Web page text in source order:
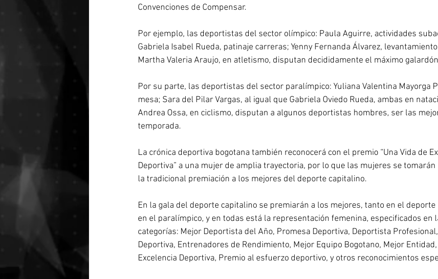
Convenciones de Compensar.
Por ejemplo, las deportistas del sector olímpico: Paula Aguirre, actividades
Gabriela Isabel Rueda, patinaje carreras; Yenny Fernanda Álvarez,
Martha Valeria Araujo, en atletismo, disputan decididamente el máximo
Por su parte, las deportistas del sector paralímpico: Yuliana Valentina Mayorga
mesa; Sara del Pilar Vargas, al igual que Gabriela Oviedo Rueda, ambas en
Andrea Ossa, en ciclismo, disputan a algunos deportistas hombres, ser las
temporada.
La crónica deportiva bogotana también reconocerá con el premio “Una Vida de
Deportiva” a una mujer de amplia trayectoria, por lo que las mujeres se
la tradicional premiación a los mejores del deporte capitalino.
En la gala del deporte capitalino se premiarán a los mejores, tanto en el
en el paralímpico, y en todas está la representación femenina, especificados en
categorías: Mejor Deportista del Año, Promesa Deportiva, Deportista
Deportiva, Entrenadores de Rendimiento, Mejor Equipo Bogotano, Mejor
Excelencia Deportiva, Premio al esfuerzo deportivo, y otros reconocimientos